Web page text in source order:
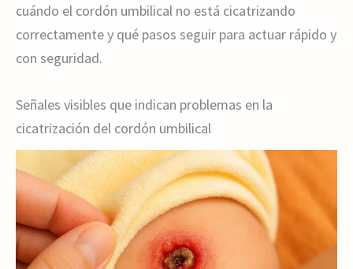
cuándo el cordón umbilical no está cicatrizando
correctamente y qué pasos seguir para actuar rápido y
con seguridad.
Señales visibles que indican problemas en la
cicatrización del cordón umbilical